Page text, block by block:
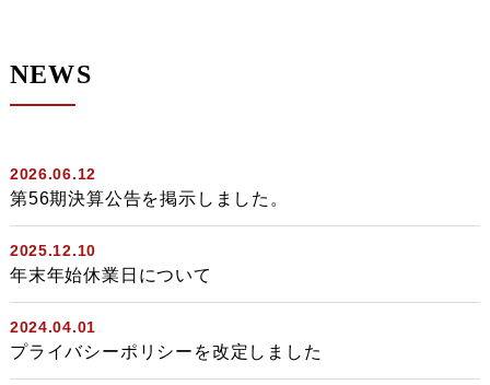
NEWS
2026.06.12
第56期決算公告を掲示しました。
2025.12.10
年末年始休業日について
2024.04.01
プライバシーポリシーを改定しました